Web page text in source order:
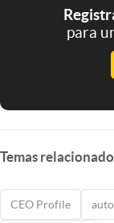
para
Temas
CEO Profile